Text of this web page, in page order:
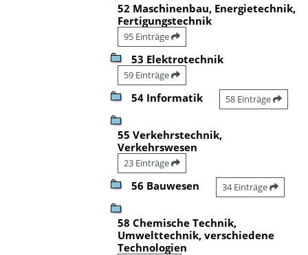
52 Maschinenbau, Energietechnik,
Fertigungstechnik
95 Einträge
53 Elektrotechnik
59 Einträge
54 Informatik 58 Einträge
55 Verkehrstechnik,
Verkehrswesen
23 Einträge
56 Bauwesen 34 Einträge
58 Chemische Technik,
Umwelttechnik, verschiedene
Technologien